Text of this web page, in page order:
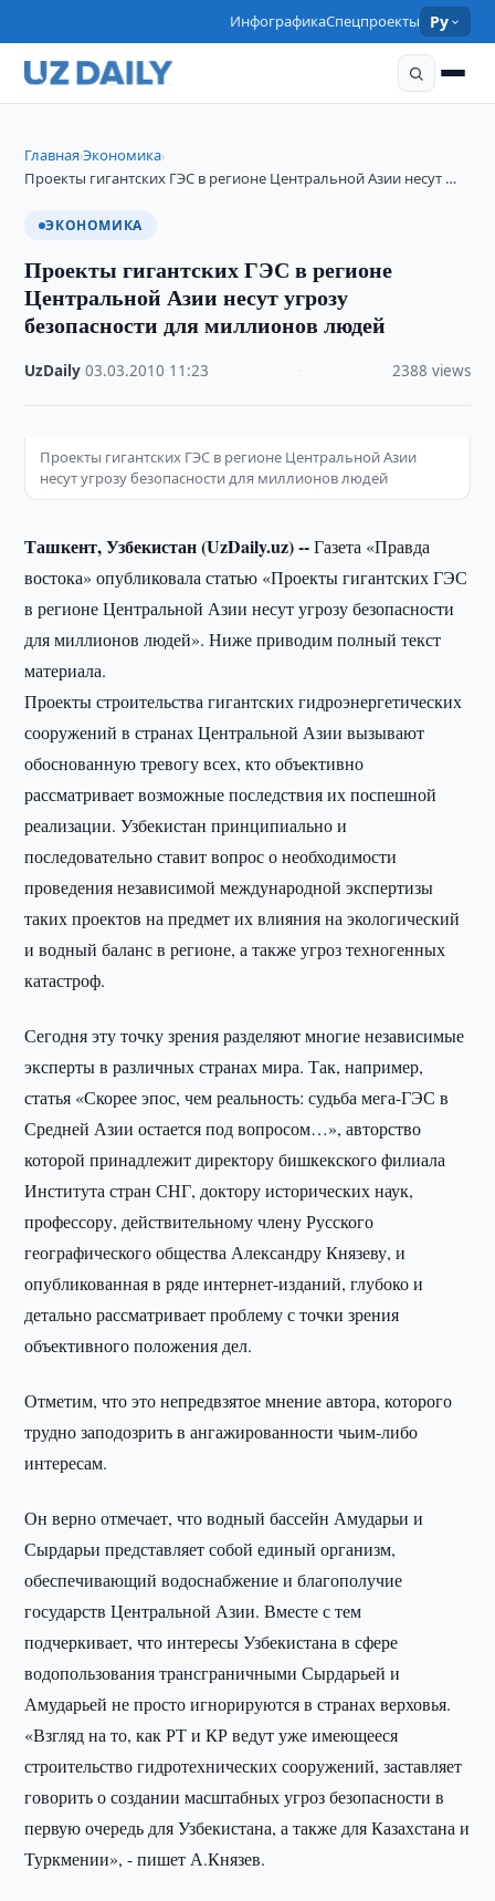
ИнфографикаСпецпроекты Ру
Главная›Экономика›
Проекты гигантских ГЭС в регионе Центральной Азии несут …
ЭКОНОМИКА
Проекты гигантских ГЭС в регионе
Центральной Азии несут угрозу
безопасности для миллионов людей
UzDaily ·03.03.2010 11:23 2388 views
Проекты гигантских ГЭС в регионе Центральной Азии
несут угрозу безопасности для миллионов людей
Ташкент, Узбекистан (UzDaily.uz) --Газета «Правда
востока» опубликовала статью «Проекты гигантских ГЭС
в регионе Центральной Азии несут угрозу безопасности
для миллионов людей». Ниже приводим полный текст
материала.
Проекты строительства гигантских гидроэнергетических
сооружений в странах Центральной Азии вызывают
обоснованную тревогу всех, кто объективно
рассматривает возможные последствия их поспешной
реализации. Узбекистан принципиально и
последовательно ставит вопрос о необходимости
проведения независимой международной экспертизы
таких проектов на предмет их влияния на экологический
и водный баланс в регионе, а также угроз техногенных
катастроф.
Сегодня эту точку зрения разделяют многие независимые
эксперты в различных странах мира. Так, например,
статья «Скорее эпос, чем реальность: судьба мега-ГЭС в
Средней Азии остается под вопросом…», авторство
которой принадлежит директору бишкекского филиала
Института стран СНГ, доктору исторических наук,
профессору, действительному члену Русского
географического общества Александру Князеву, и
опубликованная в ряде интернет-изданий, глубоко и
детально рассматривает проблему с точки зрения
объективного положения дел.
Отметим, что это непредвзятое мнение автора, которого
трудно заподозрить в ангажированности чьим-либо
интересам.
Он верно отмечает, что водный бассейн Амударьи и
Сырдарьи представляет собой единый организм,
обеспечивающий водоснабжение и благополучие
государств Центральной Азии. Вместе с тем
подчеркивает, что интересы Узбекистана в сфере
водопользования трансграничными Сырдарьей и
Амударьей не просто игнорируются в странах верховья.
«Взгляд на то, как РТ и КР ведут уже имеющееся
строительство гидротехнических сооружений, заставляет
говорить о создании масштабных угроз безопасности в
первую очередь для Узбекистана, а также для Казахстана и
Туркмении», - пишет А.Князев.